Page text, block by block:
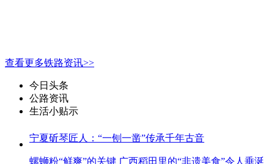
查看更多铁路资讯>>
今日头条
公路资讯
生活小贴示
宁夏斫琴匠人：“一刨一凿”传承千年古音
螺蛳粉“鲜爽”的关键 广西稻田里的“非遗美食”令人垂涎